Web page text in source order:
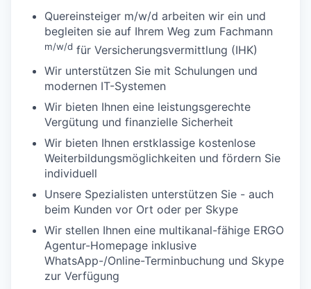
Quereinsteiger m/w/d arbeiten wir ein und
begleiten sie auf Ihrem Weg zum Fachmann
m/w/d für Versicherungsvermittlung (IHK)
Wir unterstützen Sie mit Schulungen und
modernen IT-Systemen
Wir bieten Ihnen eine leistungsgerechte
Vergütung und finanzielle Sicherheit
Wir bieten Ihnen erstklassige kostenlose
Weiterbildungsmöglichkeiten und fördern Sie
individuell
Unsere Spezialisten unterstützen Sie - auch
beim Kunden vor Ort oder per Skype
Wir stellen Ihnen eine multikanal-fähige ERGO
Agentur-Homepage inklusive
WhatsApp-/Online-Terminbuchung und Skype
zur Verfügung